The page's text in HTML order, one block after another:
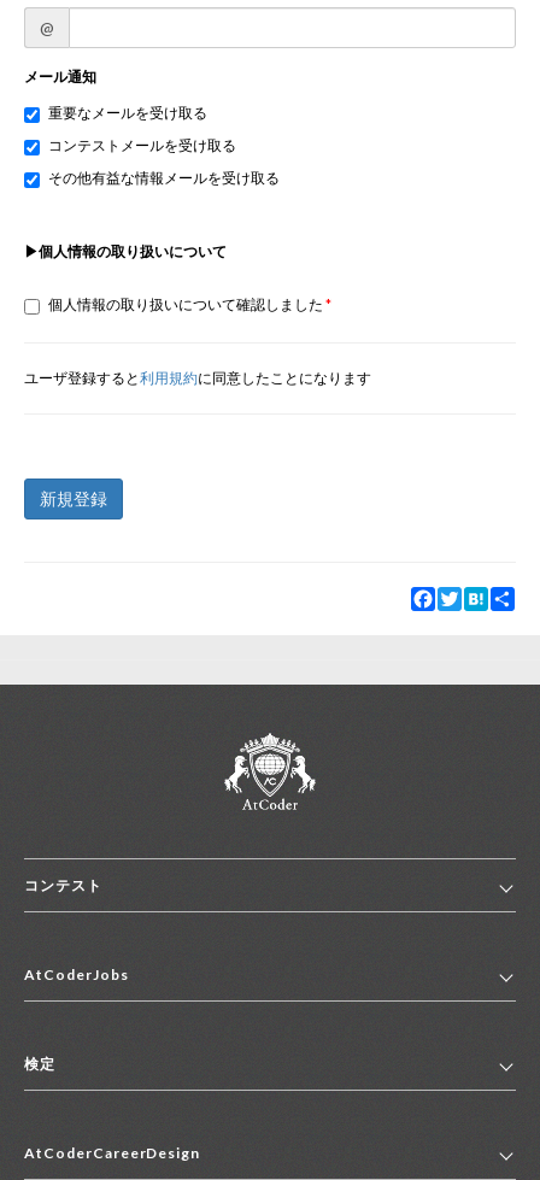
@
メール通知
重要なメールを受け取る
コンテストメールを受け取る
その他有益な情報メールを受け取る
▶個人情報の取り扱いについて
個人情報の取り扱いについて確認しました
ユーザ登録すると利用規約に同意したことになります
新規登録
Facebook
TwitterHatena
コンテスト
コンテスト一覧
便利リンク集
AtCoderJobs
2027年新卒採用求人一覧
中途採用求人一覧
検定
マイページ
AtCoderCareerDesign